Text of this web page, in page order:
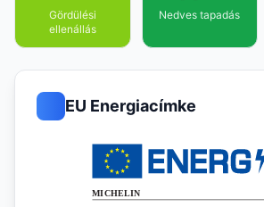
Gördülési
ellenállás
Nedves tapadás
EU Energiacímke